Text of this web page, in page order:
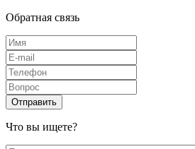
Обратная связь
Что вы ищете?